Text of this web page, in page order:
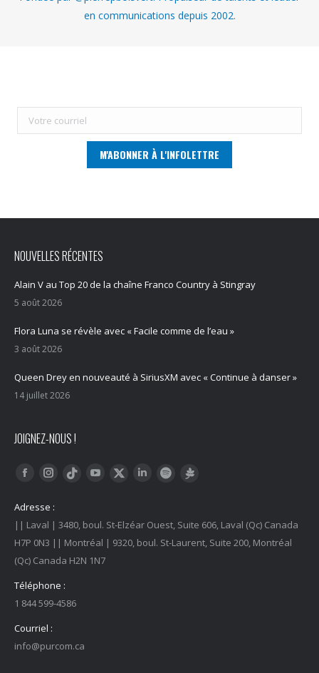
en communications depuis 2002.
NOUVELLES RÉCENTES
Alain V au Top 20 de la chaîne Franco Country à Stingray
5 août 2026
Flora Luna se révèle avec « Facile comme de l’eau »
3 août 2026
Queen Drey en nouveauté à SiriusXM avec « Continue à danser »
14 juillet 2026
JOIGNEZ-NOUS !
Trouvez nous sur :
FacebookInstagram
Tiktok YouTubeTwitter LinkedInSpotify
Adresse :
|| Laval | 3480, boul. St-Elzéar Ouest, Suite 606, Laval (Qc) Canada
H7P 0N3 || Montréal | 9320, boul. St-Laurent, Suite 200, Montréal
(Qc) Canada H2N 1N7
Téléphone :
1 844 599-4586
Courriel :
info@purcom.ca